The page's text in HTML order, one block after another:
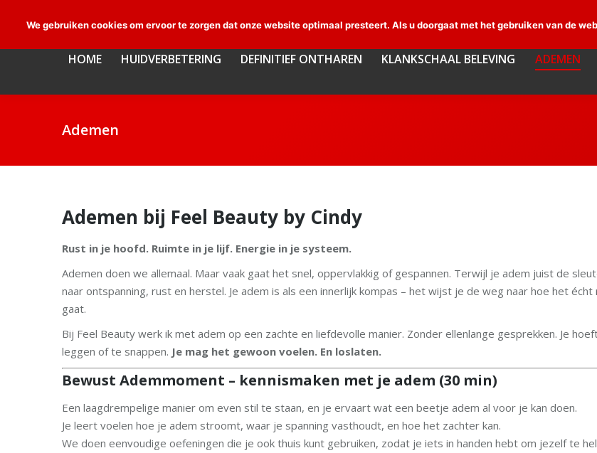
HOME HUIDVERBETERING DEFINITIEF ONTHAREN KLANKSCHAAL BELEVING ADEMEN
Ademen
Ademen bij Feel Beauty by Cindy
Rust in je hoofd. Ruimte in je lijf. Energie in je systeem.
Ademen doen we allemaal. Maar vaak gaat het snel, oppervlakkig of gespannen. Terwijl je adem juist de
naar ontspanning, rust en herstel. Je adem is als een innerlijk kompas – het wijst je de weg naar hoe het écht
gaat.
Bij Feel Beauty werk ik met adem op een zachte en liefdevolle manier. Zonder ellenlange gesprekken. Je
leggen of te snappen. Je mag het gewoon voelen. En loslaten.
Bewust Ademmoment – kennismaken met je adem (30 min)
Een laagdrempelige manier om even stil te staan, en je ervaart wat een beetje adem al voor je kan doen.
Je leert voelen hoe je adem stroomt, waar je spanning vasthoudt, en hoe het zachter kan.
We doen eenvoudige oefeningen die je ook thuis kunt gebruiken, zodat je iets in handen hebt om jezelf te
We gebruiken cookies om ervoor te zorgen dat onze website optimaal presteert. Als u doorgaat met het gebruiken van de
HOME HUIDVERBETERING DEFINITIEF ONTHAREN KLANKSCHAAL BELEVING ADEMEN